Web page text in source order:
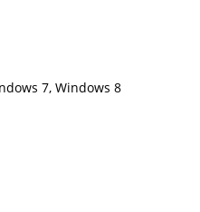
7, Windows 8